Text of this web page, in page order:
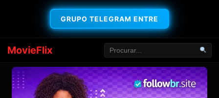
GRUPO TELEGRAM ENTRE
MovieFlix